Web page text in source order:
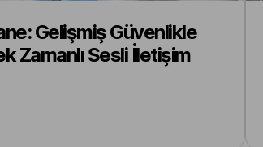
Gelişmiş Güvenlikle
Zamanlı Sesli İletişim